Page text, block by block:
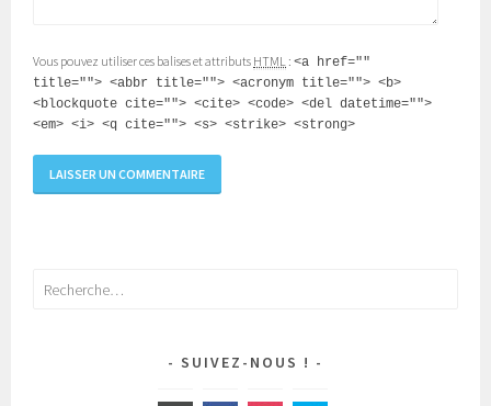
Vous pouvez utiliser ces balises et attributs HTML :<a href=""
title=""> <abbr title=""> <acronym title=""> <b>
<blockquote cite=""> <cite> <code> <del datetime="">
<em> <i> <q cite=""> <s> <strike> <strong>
Rechercher :
SUIVEZ-NOUS !